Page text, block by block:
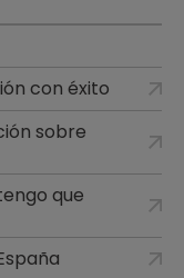
con éxito
sobre
que